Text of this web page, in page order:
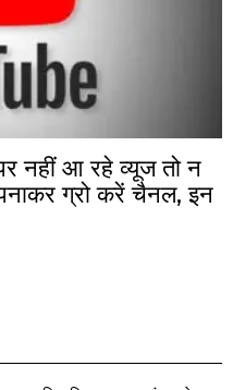
नहीं आ रहे व्यूज तो न
ग्रो करें चैनल, इन